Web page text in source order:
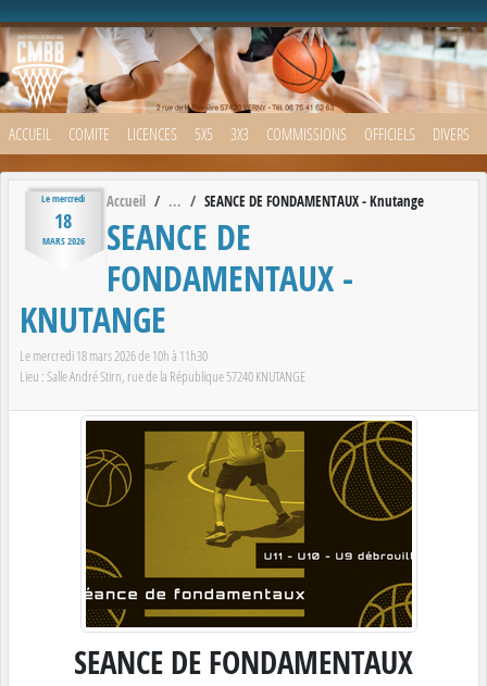
ACCUEIL COMITE LICENCES 5X5 3X3 COMMISSIONS OFFICIELS DIVERS
Lemercredi
18
MARS 2026
Accueil SEANCE DE FONDAMENTAUX - Knutange
SEANCE DE
FONDAMENTAUX -
KNUTANGE
Lemercredi18mars2026de 10h à 11h30
Lieu :Salle André Stirn, rue de la République57240KNUTANGE
SEANCE DE FONDAMENTAUX